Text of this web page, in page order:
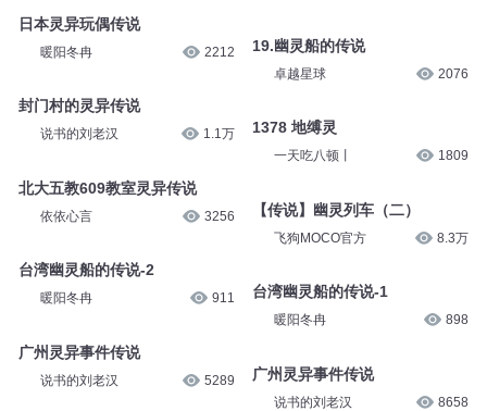
日本灵异玩偶传说
暖阳冬冉 2212
封门村的灵异传说
说书的刘老汉 1.1万
北大五教609教室灵异传说
依依心言 3256
台湾幽灵船的传说-2
暖阳冬冉 911
广州灵异事件传说
说书的刘老汉 5289
19.幽灵船的传说
卓越星球 2076
1378 地缚灵
一天吃八顿丨 1809
【传说】幽灵列车（二）
飞狗MOCO官方 8.3万
台湾幽灵船的传说-1
暖阳冬冉 898
广州灵异事件传说
说书的刘老汉 8658